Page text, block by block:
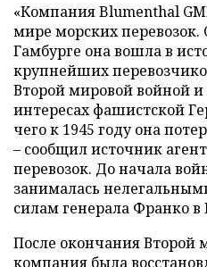
«Компания Blumenthal
мире морских перевозок.
Гамбурге она вошла в
крупнейших
Второй мировой войной
интересах фашистской
чего к 1945 году она
– сообщил источник
перевозок. До начала
занималась
силам генерала Франко
После окончания Второй
компания была